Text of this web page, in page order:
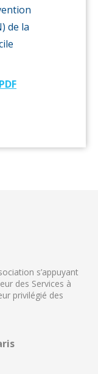
de la
s’appuyant
des Services à
privilégié des